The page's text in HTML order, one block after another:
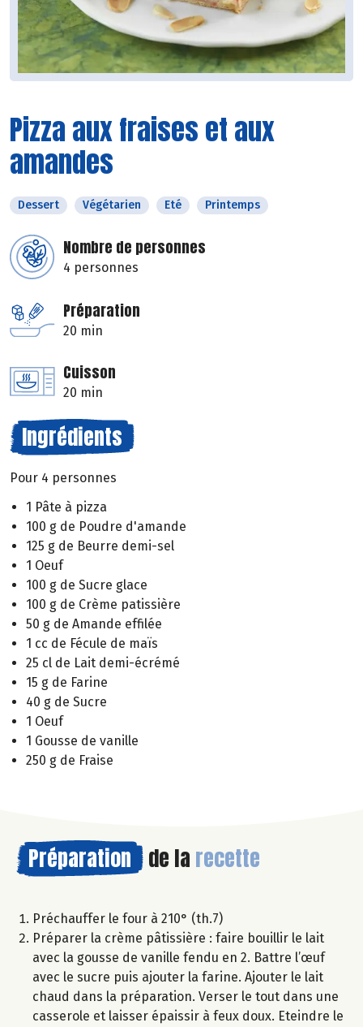
Pizza aux fraises et aux
amandes
Dessert Végétarien Eté Printemps
Nombre de personnes
4 personnes
Préparation
20 min
Cuisson
20 min
Ingrédients
Pour 4 personnes
1 Pâte à pizza
100 g de Poudre d'amande
125 g de Beurre demi-sel
1 Oeuf
100 g de Sucre glace
100 g de Crème patissière
50 g de Amande effilée
1 cc de Fécule de maïs
25 cl de Lait demi-écrémé
15 g de Farine
40 g de Sucre
1 Oeuf
1 Gousse de vanille
250 g de Fraise
Préparation de la recette
Préchauffer le four à 210° (th.7)
Préparer la crème pâtissière : faire bouillir le lait
avec la gousse de vanille fendu en 2. Battre l’œuf
avec le sucre puis ajouter la farine. Ajouter le lait
chaud dans la préparation. Verser le tout dans une
casserole et laisser épaissir à feux doux. Eteindre le